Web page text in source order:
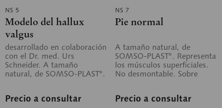
NS 5
Modelo del hallux
valgus
desarrollado en colaboración
con el Dr. med. Urs
Schneider. A tamaño
natural, de SOMSO-PLAST®.
Precio a consultar
NS 7
Pie normal
A tamaño natural, de
SOMSO-PLAST®. Representa
los músculos superficiales.
No desmontable. Sobre
Precio a consultar